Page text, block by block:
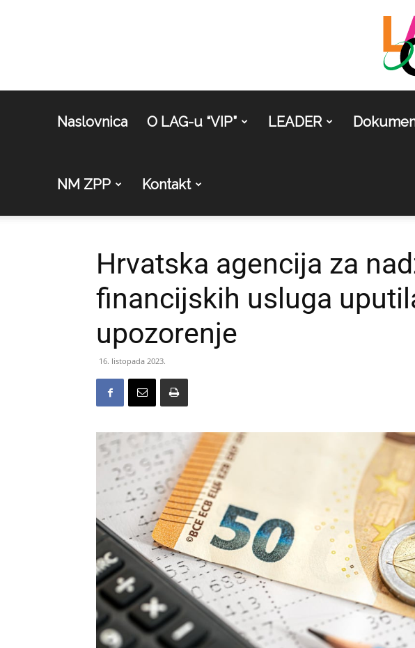
Naslovnica O LAG-u “VIP” LEADER
NM ZPP Kontakt
Hrvatska agencija za
financijskih usluga
upozorenje
16. listopada 2023.